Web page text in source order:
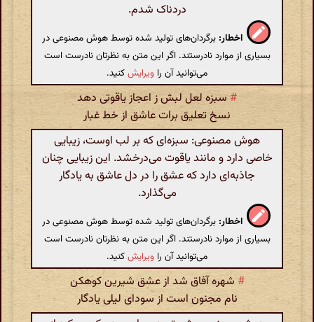
دردناک شدم.
اخطار: برگردان‌های تولید شده توسط هوش مصنوعی در
بسیاری از موارد نادرستند. اگر این متن به نظرتان نادرست است
می‌توانید آن را ویرایشکنید.
#سبزه لعل لبش ز اعجاز یاقوتی دهد
نسخ تعلیق برات عاشق از خط غبار
هوش مصنوعی: سبزه‌ای که بر لب اوست، زیبایی
خاصی دارد و مانند یاقوت می‌درخشد. این زیبایی چنان
جاذبه‌ای دارد که عشق را در دل عاشق به یادگار
می‌گذارد.
اخطار: برگردان‌های تولید شده توسط هوش مصنوعی در
بسیاری از موارد نادرستند. اگر این متن به نظرتان نادرست است
می‌توانید آن را ویرایشکنید.
# شهره آفاق شد از عشق شیرین کوهکن
نام مجنون است از سودای لیلی یادگار